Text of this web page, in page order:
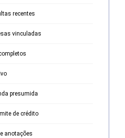
recentes
vinculadas
presumida
de crédito
anotações